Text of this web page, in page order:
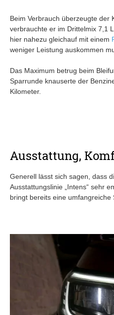
Beim Verbrauch überzeugte der
verbrauchte er im Drittelmix 7,1
hier nahezu gleichauf mit einem
weniger Leistung auskommen
Das Maximum betrug beim
Sparrunde knauserte der
Kilometer.
Ausstattung,
Generell lässt sich sagen, dass
Ausstattungslinie „Intens“ sehr
bringt bereits eine umfangreiche